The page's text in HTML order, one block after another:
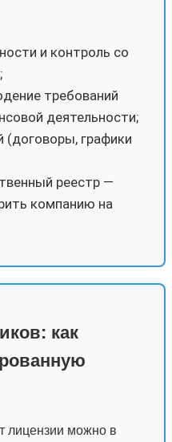
и контроль со
требований
деятельности;
(договоры, графики
реестр —
компанию на
как
лицензии можно в